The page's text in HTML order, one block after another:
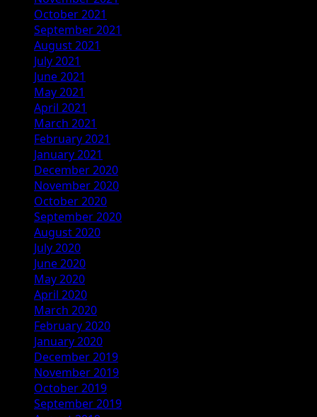
October 2021
September 2021
August 2021
July 2021
June 2021
May 2021
April 2021
March 2021
February 2021
January 2021
December 2020
November 2020
October 2020
September 2020
August 2020
July 2020
June 2020
May 2020
April 2020
March 2020
February 2020
January 2020
December 2019
November 2019
October 2019
September 2019